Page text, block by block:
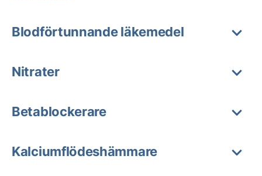
Blodförtunnande läkemedel
Nitrater
Betablockerare
Kalciumflödeshämmare